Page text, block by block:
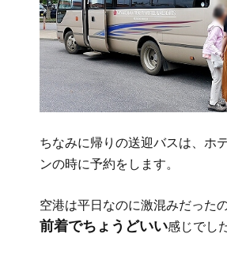
ちなみに帰りの送迎バスは、ホ
ンの時に予約をします。
空港は平日なのに激混みだったの
前着でちょうどいい感じでし